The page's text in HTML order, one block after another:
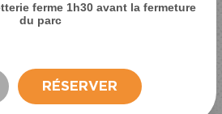
ferme 1h30 avant la fermeture
du parc
RÉSERVER